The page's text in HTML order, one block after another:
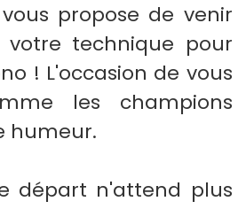
vous propose de venir
votre technique pour
! L'occasion de vous
les champions
humeur.
départ n'attend plus